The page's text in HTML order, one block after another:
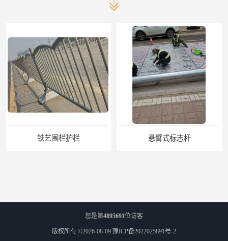
悬臂式标志杆 F型悬臂式交通标志杆
您是第4895691位访客
版权所有 ©2026-08-09 豫ICP备2022025891号-2